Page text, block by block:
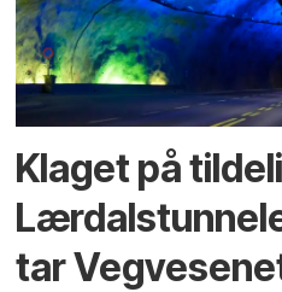
Klaget på
tar